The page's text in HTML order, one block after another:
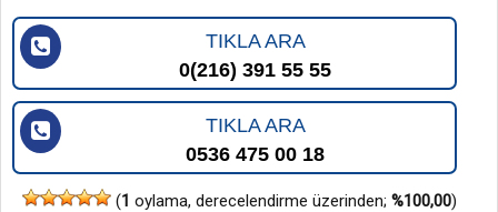
TIKLA ARA
0(216) 391 55 55
TIKLA ARA
0536 475 00 18
(1 oylama, derecelendirme üzerinden; %100,00)